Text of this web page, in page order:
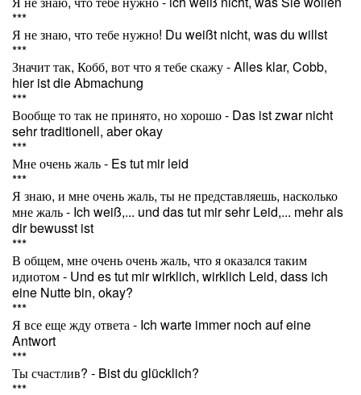
***
Я не знаю, что тебе нужно! Du weißt nicht, was du willst
***
Значит так, Кобб, вот что я тебе скажу - Alles klar, Cobb,
hier ist die Abmachung
***
Вообще то так не принято, но хорошо - Das ist zwar nicht
sehr traditionell, aber okay
***
Мне очень жаль - Es tut mir leid
***
Я знаю, и мне очень жаль, ты не представляешь, насколько
мне жаль - Ich weiß,... und das tut mir sehr Leid,... mehr als
dir bewusst ist
***
В общем, мне очень очень жаль, что я оказался таким
идиотом - Und es tut mir wirklich, wirklich Leid, dass ich
eine Nutte bin, okay?
***
Я все еще жду ответа - Ich warte immer noch auf eine
Antwort
***
Ты счастлив? - Bist du glücklich?
***